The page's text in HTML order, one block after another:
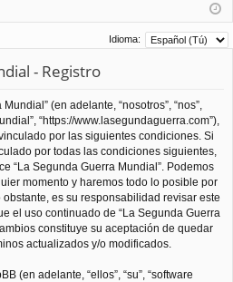
Idioma:
- Registro
(en adelante, “nosotros”, “nos”,
“https://www.lasegundaguerra.com”),
por las siguientes condiciones. Si
por todas las condiciones siguientes,
“La Segunda Guerra Mundial”. Podemos
momento y haremos todo lo posible por
es su responsabilidad revisar este
el uso continuado de “La Segunda Guerra
constituye su aceptación de quedar
actualizados y/o modificados.
(en adelante, “ellos”, “su”, “software